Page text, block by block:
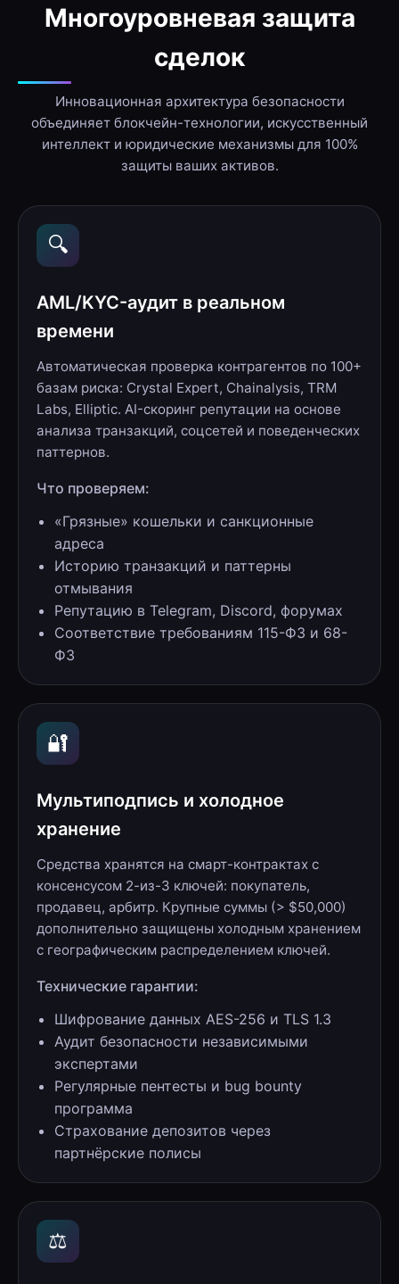
Многоуровневая защита
сделок
Инновационная архитектура безопасности
объединяет блокчейн-технологии, искусственный
интеллект и юридические механизмы для 100%
защиты ваших активов.
🔍
AML/KYC-аудит в реальном
времени
Автоматическая проверка контрагентов по 100+
базам риска: Crystal Expert, Chainalysis, TRM
Labs, Elliptic. AI-скоринг репутации на основе
анализа транзакций, соцсетей и поведенческих
паттернов.
Что проверяем:
«Грязные» кошельки и санкционные
адреса
Историю транзакций и паттерны
отмывания
Репутацию в Telegram, Discord, форумах
Соответствие требованиям 115-ФЗ и 68-
ФЗ
🔐
Мультиподпись и холодное
хранение
Средства хранятся на смарт-контрактах с
консенсусом 2-из-3 ключей: покупатель,
продавец, арбитр. Крупные суммы (> $50,000)
дополнительно защищены холодным хранением
с географическим распределением ключей.
Технические гарантии:
Шифрование данных AES-256 и TLS 1.3
Аудит безопасности независимыми
экспертами
Регулярные пентесты и bug bounty
программа
Страхование депозитов через
партнёрские полисы
⚖️